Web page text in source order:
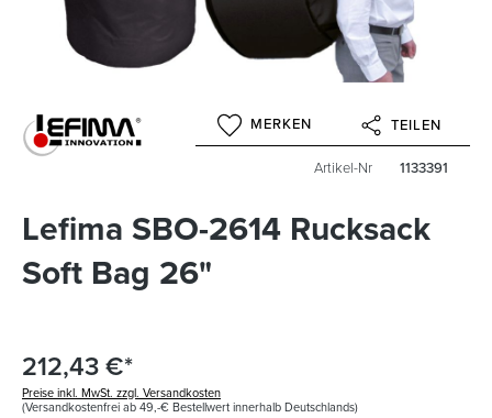
MERKEN TEILEN
Artikel-Nr 1133391
Lefima SBO-2614 Rucksack
Soft Bag 26"
212,43 €*
Preise inkl. MwSt. zzgl. Versandkosten
(Versandkostenfrei ab 49,-€ Bestellwert innerhalb Deutschlands)